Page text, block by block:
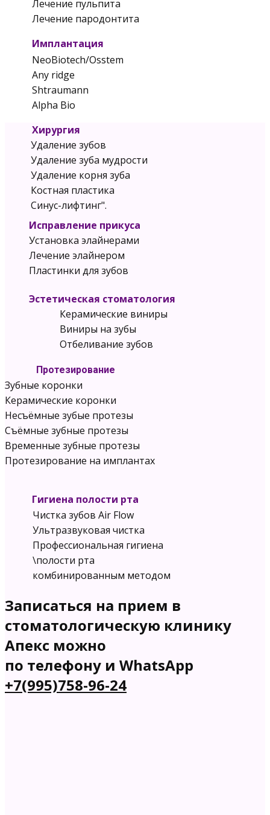
Хирургия
Имплантация
Удаление зубов
Удаление зуба мудрости
Удаление корня зуба
Костная пластика
Синус-лифтинг".
NeoBiotech/Osstem
Any ridge
Shtraumann
Alpha Bio
Лечение пульпита
Лечение пародонтита
Исправление прикуса
Эстетическая стоматология
Установка элайнерами
Лечение элайнером
Пластинки для зубов
Керамические виниры
Виниры на зубы
Отбеливание зубов
Гигиена полости рта
Протезирование
Чистка зубов Air Flow
Ультразвуковая чистка
Профессиональная гигиена
\полости рта
комбинированным методом
Зубные коронки
Керамические коронки
Несъёмные зубые протезы
Съёмные зубные протезы
Временные зубные протезы
Протезирование на имплантах
Записаться на прием в
стоматологическую клинику
Апекс можно
по телефону и WhatsApp
+7(995)758-96-24